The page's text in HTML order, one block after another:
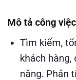
Mô tả công
Tìm kiếm,
khách hàng,
năng. Phân